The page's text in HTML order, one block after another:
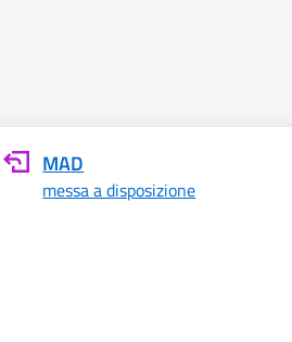
MAD
messa a disposizione